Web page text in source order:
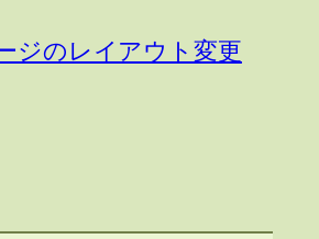
ジのレイアウト変更